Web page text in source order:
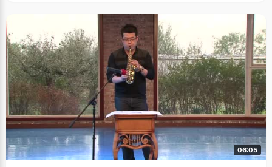
06:05